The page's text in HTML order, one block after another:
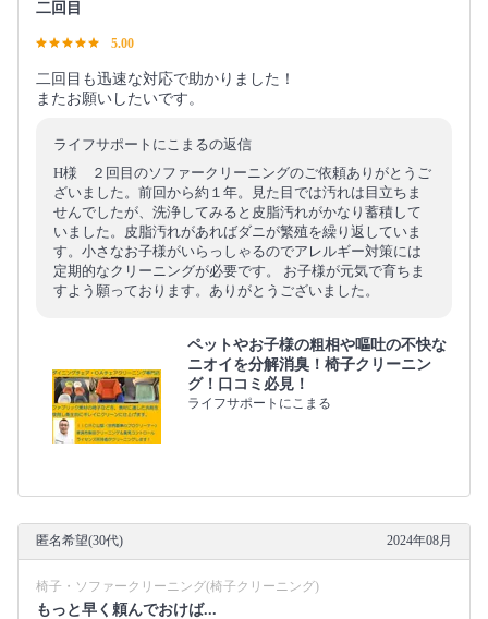
二回目
5.00
二回目も迅速な対応で助かりました！
またお願いしたいです。
ライフサポートにこまるの返信
H様 ２回目のソファークリーニングのご依頼ありがとうご
ざいました。前回から約１年。見た目では汚れは目立ちま
せんでしたが、洗浄してみると皮脂汚れがかなり蓄積して
いました。皮脂汚れがあればダニが繁殖を繰り返していま
す。小さなお子様がいらっしゃるのでアレルギー対策には
定期的なクリーニングが必要です。 お子様が元気で育ちま
すよう願っております。ありがとうございました。
ペットやお子様の粗相や嘔吐の不快な
ニオイを分解消臭！椅子クリーニン
グ！口コミ必見！
ライフサポートにこまる
匿名希望(30代) 2024年08月
椅子・ソファークリーニング(椅子クリーニング)
もっと早く頼んでおけば...